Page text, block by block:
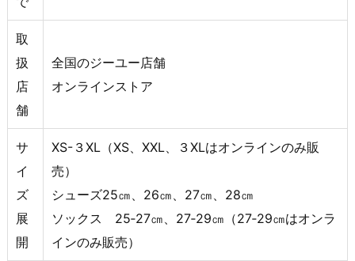
取
扱
店
舗
全国のジーユー店舗
オンラインストア
サ
イ
ズ
展
開
XS-３XL（XS、XXL、３XLはオンラインのみ販
売）
シューズ25㎝、26㎝、27㎝、28㎝
ソックス 25‐27㎝、27‐29㎝（27‐29㎝はオンラ
インのみ販売）